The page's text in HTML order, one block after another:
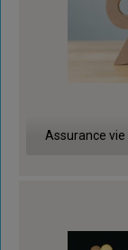
Assurance vie